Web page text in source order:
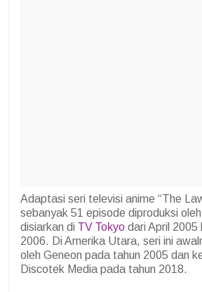
Adaptasi seri televisi anime “The
sebanyak 51 episode diproduksi
disiarkan di TV Tokyo dari April 2005
2006. Di Amerika Utara, seri ini
oleh Geneon pada tahun 2005 dan
Discotek Media pada tahun 2018.